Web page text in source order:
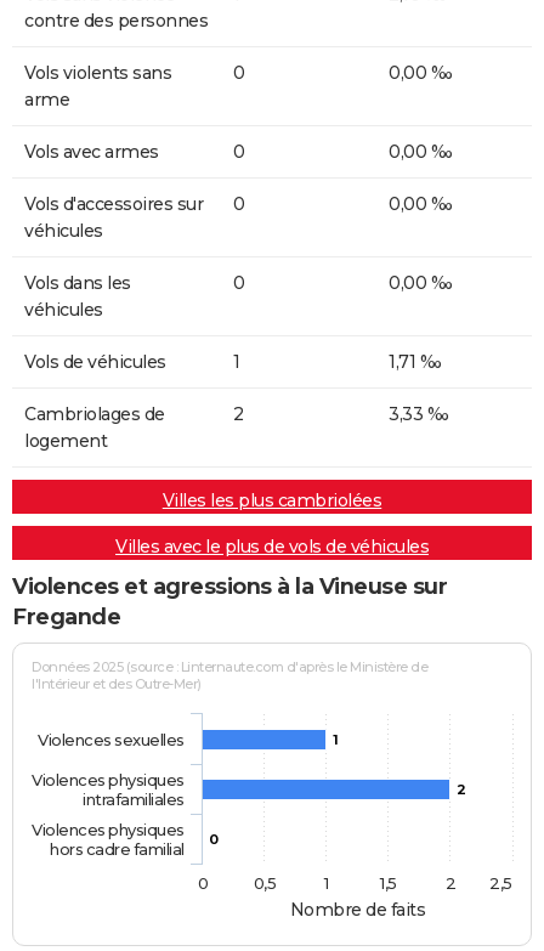
contre des personnes
Vols violents sans
arme
0 0,00 ‰
Vols avec armes 0 0,00 ‰
Vols d'accessoires sur
véhicules
0 0,00 ‰
Vols dans les
véhicules
0 0,00 ‰
Vols de véhicules 1 1,71 ‰
Cambriolages de
logement
2 3,33 ‰
Villes les plus cambriolées
Villes avec le plus de vols de véhicules
Violences et agressions à la Vineuse sur
Fregande
Nombre de faits
Données 2025 (source : Linternaute.com d'après le Ministère de
l'Intérieur et des Outre-Mer)
1
2
0
Violences sexuelles
Violences physiques
intrafamiliales
Violences physiques
hors cadre familial
0
0,5 1 1,5 2 2,5